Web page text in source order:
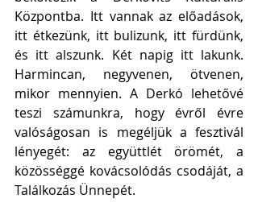
Központba. Itt vannak az előadások,
itt étkezünk, itt bulizunk, itt fürdünk,
és itt alszunk. Két napig itt lakunk.
Harmincan, negyvenen, ötvenen,
mikor mennyien. A Derkó lehetővé
teszi számunkra, hogy évről évre
valóságosan is megéljük a fesztivál
lényegét: az együttlét örömét, a
közösséggé kovácsolódás csodáját, a
Találkozás Ünnepét.